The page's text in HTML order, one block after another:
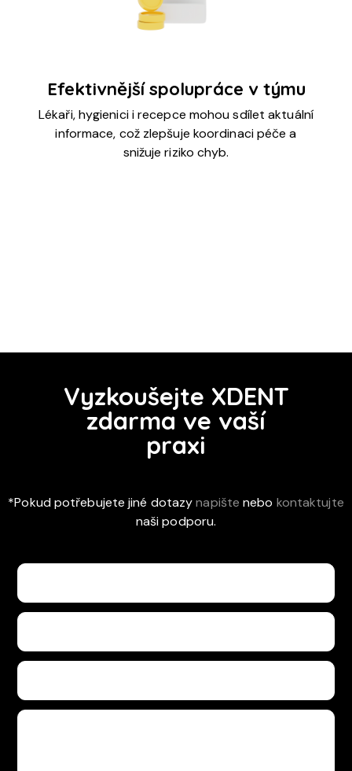
Efektivnější spolupráce v týmu
Lékaři, hygienici i recepce mohou sdílet aktuální
informace, což zlepšuje koordinaci péče a
snižuje riziko chyb.
Vyzkoušejte XDENT
zdarma ve vaší
praxi
*Pokud potřebujete jiné dotazynapištenebo kontaktujte
naši podporu.